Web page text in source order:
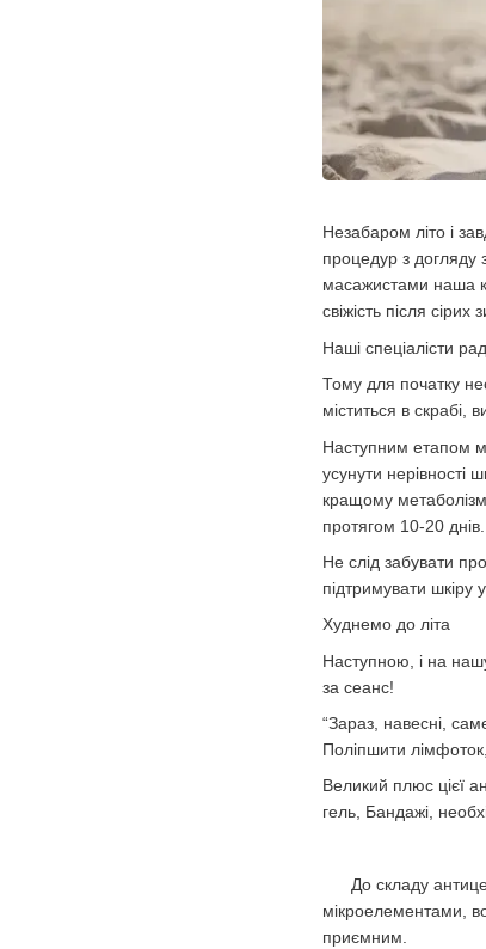
Незабаром літо і
процедур з догляду
масажистами наша
свіжість після сірих
Наші спеціалісти
Тому для початку
міститься в скрабі,
Наступним етапом
усунути нерівності
кращому
протягом 10-20
Не слід забувати
підтримувати шкіру
Худнемо до літа
Наступною, і на
за сеанс!
“Зараз, навесні,
Поліпшити
Великий плюс цієї
гель, Бандажі,
До складу
мікроелементами,
приємним.